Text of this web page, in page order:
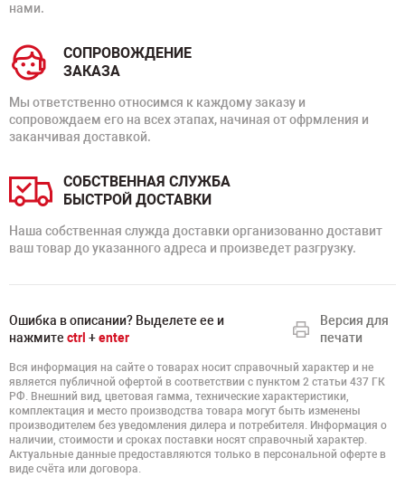
нами.
СОПРОВОЖДЕНИЕ
ЗАКАЗА
Мы ответственно относимся к каждому заказу и
сопровождаем его на всех этапах, начиная от офрмления и
заканчивая доставкой.
СОБСТВЕННАЯ СЛУЖБА
БЫСТРОЙ ДОСТАВКИ
Наша собственная служда доставки организованно доставит
ваш товар до указанного адреса и произведет разгрузку.
Ошибка в описании? Выделете ее и
нажмите ctrl +enter
Версия для
печати
Вся информация на сайте о товарах носит справочный характер и не
является публичной офертой в соответствии с пунктом 2 статьи 437 ГК
РФ. Внешний вид, цветовая гамма, технические характеристики,
комплектация и место производства товара могут быть изменены
производителем без уведомления дилера и потребителя. Информация о
наличии, стоимости и сроках поставки носят справочный характер.
Актуальные данные предоставляются только в персональной оферте в
виде счёта или договора.